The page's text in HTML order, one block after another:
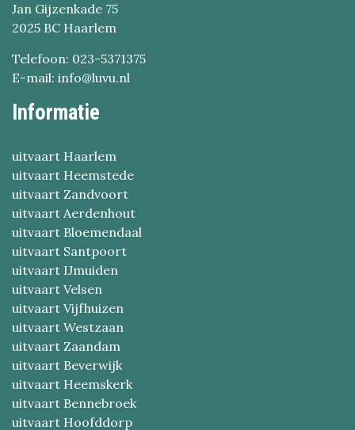
Jan Gijzenkade 75
2025 BC Haarlem
Telefoon: 023-5371375
E-mail: info@luvu.nl
Informatie
uitvaart Haarlem
uitvaart Heemstede
uitvaart Zandvoort
uitvaart Aerdenhout
uitvaart Bloemendaal
uitvaart Santpoort
uitvaart IJmuiden
uitvaart Velsen
uitvaart Vijfhuizen
uitvaart Westzaan
uitvaart Zaandam
uitvaart Beverwijk
uitvaart Heemskerk
uitvaart Bennebroek
uitvaart Hoofddorp